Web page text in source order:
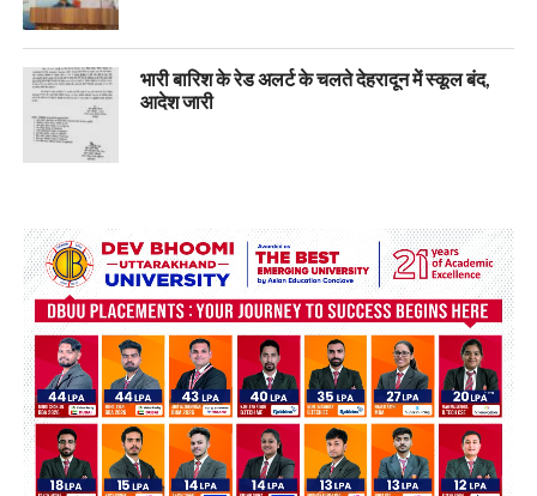
भारी बारिश के रेड अलर्ट के चलते देहरादून में स्कूल बंद,
आदेश जारी